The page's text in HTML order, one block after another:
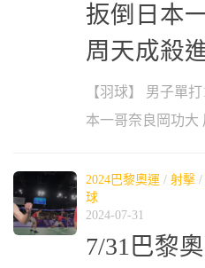
扳倒日本
周天成殺
【羽球】 男子單
本一哥奈良岡功大
2024巴黎奧運 / 射擊 /
球
2024-07-31
7/31巴黎